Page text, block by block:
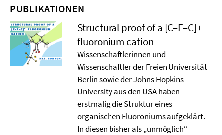
PUBLIKATIONEN
Structural proof of a [C–F–C]+
ﬂuoronium cation
Wissenschaftlerinnen und
Wissenschaftler der Freien Universität
Berlin sowie der Johns Hopkins
University aus den USA haben
erstmalig die Struktur eines
organischen Fluoroniums aufgeklärt.
In diesen bisher als „unmöglich“